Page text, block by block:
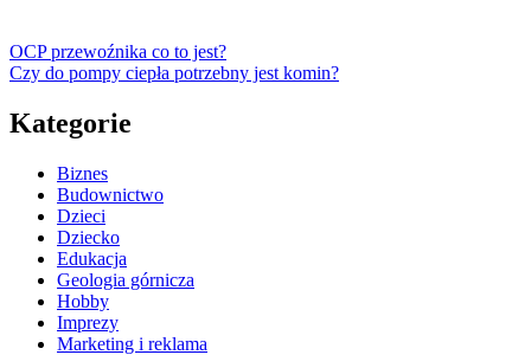
OCP przewoźnika co to jest?
Czy do pompy ciepła potrzebny jest komin?
Kategorie
Biznes
Budownictwo
Dzieci
Dziecko
Edukacja
Geologia górnicza
Hobby
Imprezy
Marketing i reklama